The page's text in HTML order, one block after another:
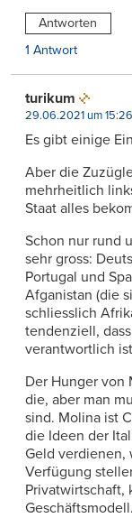
Antworten
1 Antwort
turikum
29.06.2021 um 15:26
Es gibt einige
Aber die
mehrheitlich
Staat alles
Schon nur rund
sehr gross:
Portugal und
Afganistan (die
schliesslich
tendenziell,
verantwortlich
Der Hunger von
die, aber man
sind. Molina ist
die Ideen der
Geld verdienen,
Verfügung
Privatwirtschaft,
Geschäftsmodell.